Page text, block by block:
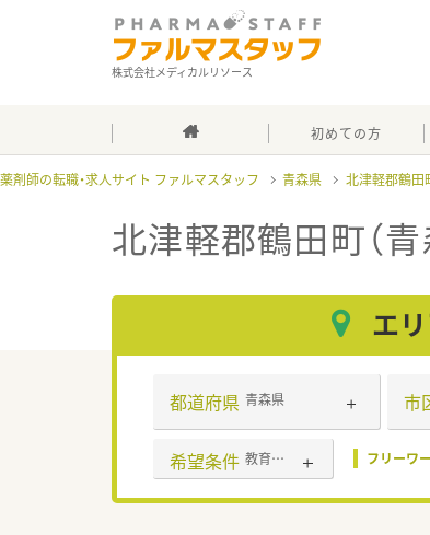
株式会社メディカルリソース
初めての方
薬剤師の転職・求人サイト ファルマスタッフ 青森県 北津軽郡鶴田
北津軽郡鶴田町（
エ
都道府県 青森県 市
希望条件 教育制度あり フリーワ